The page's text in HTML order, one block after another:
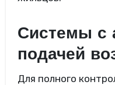
Системы с
подачей
Для полного